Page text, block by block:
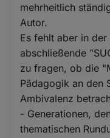
mehrheitlich
Autor.
Es fehlt aber in
abschließende
zu fragen, ob die
Pädagogik an den
Ambivalenz
- Generationen,
thematischen